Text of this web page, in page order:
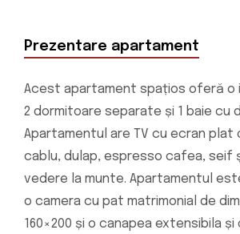
Prezentare apartament
Acest apartament spațios oferă o
2 dormitoare separate și 1 baie cu
Apartamentul are TV cu ecran plat
cablu, dulap, espresso cafea, seif
vedere la munte. Apartamentul
o camera cu pat matrimonial de
160×200 și o canapea extensibila și